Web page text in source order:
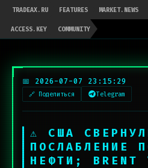
TRADEAX.RU FEATURES MARKET.NEWS
ACCESS.KEY COMMUNITY
📅 2026-07-07 23:15:29
🔗 Поделиться Telegram
⚠ США
ПОСЛАБЛЕНИЕ
НЕФТИ; BRENT